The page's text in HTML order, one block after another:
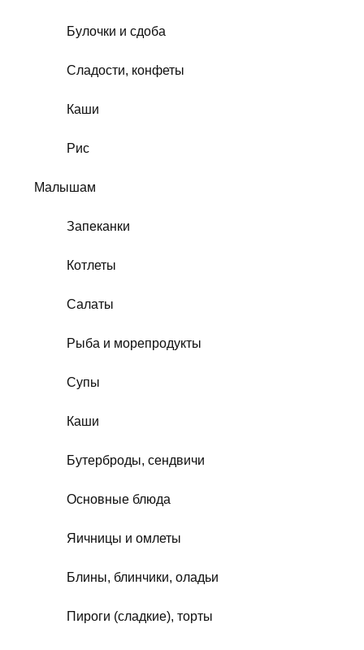
Булочки и сдоба
Сладости, конфеты
Каши
Рис
Малышам
Запеканки
Котлеты
Салаты
Рыба и морепродукты
Супы
Каши
Бутерброды, сендвичи
Основные блюда
Яичницы и омлеты
Блины, блинчики, оладьи
Пироги (сладкие), торты